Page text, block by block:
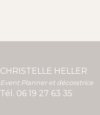
CHRISTELLE HELLER
Event Planner et décoratrice
Tél. 06 19 27 63 35